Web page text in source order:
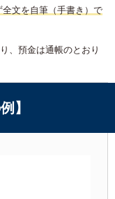
全文を自筆（手書き）で
、預金は通帳のとおり
】